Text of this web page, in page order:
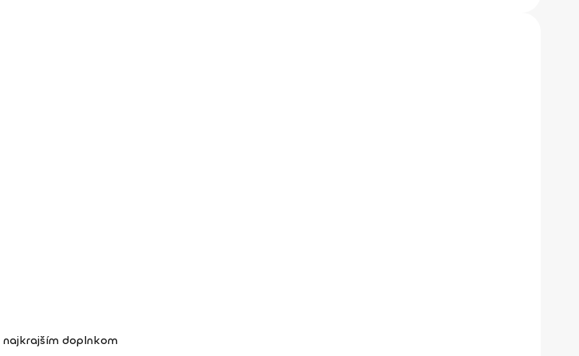
doplnkom